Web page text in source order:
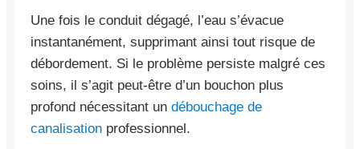
Une fois le conduit dégagé, l’eau s’évacue
instantanément, supprimant ainsi tout risque de
débordement. Si le problème persiste malgré ces
soins, il s’agit peut-être d’un bouchon plus
profond nécessitant un débouchage de
canalisation professionnel.